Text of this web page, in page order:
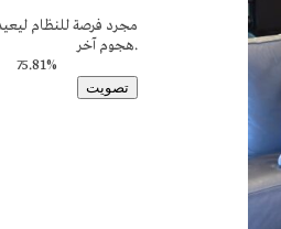
هجوم آخر.
75.81%
تصويت